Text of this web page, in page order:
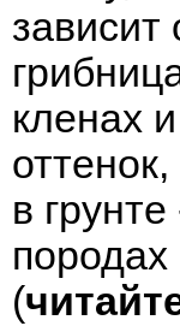
зависит
кленах
в
породах
(